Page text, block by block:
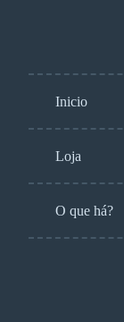
Inicio
Loja
O que há?